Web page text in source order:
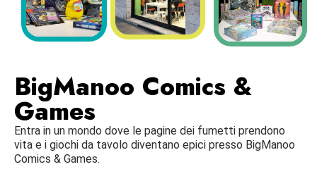
BigManoo Comics &
Games
Entra in un mondo dove le pagine dei fumetti prendono
vita e i giochi da tavolo diventano epici presso BigManoo
Comics & Games.